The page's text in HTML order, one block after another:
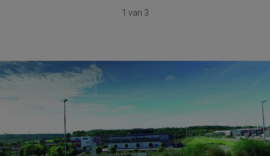
1 van 3